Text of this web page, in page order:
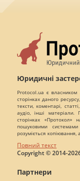
Юридичні
Protocol.ua є
сторінках даного
тексти, коментарі,
аудіо, інші
сторінках «Протокол»
пошуковими
розуміється копіювання,
Повний текст
Copyright © 2014-
Партнери